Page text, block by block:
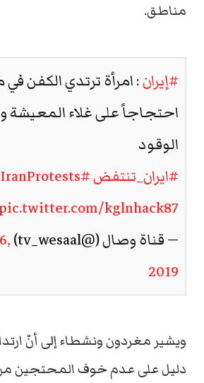
مناطق.
#إيران: امرأة ترتدي الكفن
احتجاجاً على غلاء المعيشة و
الوقود
#ايران_تنتفض#IranProtests
kglnhack87
— قناة وصال (@tv_wesaal)
2019
ويشير مغردون ونشطاء إلى أنّ
دليل على عدم خوف المحتجين